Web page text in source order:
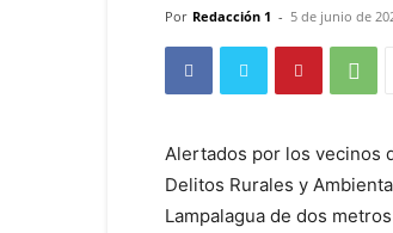
Por Redacción 1 - 5 de junio de
Alertados por los vecinos
Delitos Rurales y
Lampalagua de dos